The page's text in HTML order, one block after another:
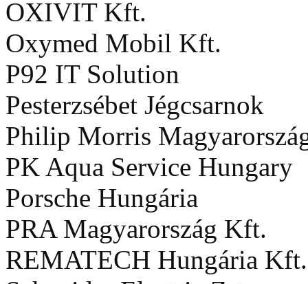
OXIVIT Kft.
Oxymed Mobil Kft.
P92 IT Solution
Pesterzsébet Jégcsarnok
Philip Morris
PK Aqua Service Hungary
Porsche Hungária
PRA Magyarország Kft.
REMATECH Hungária Kft.